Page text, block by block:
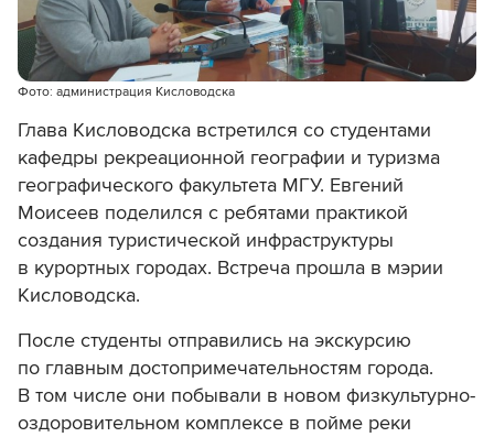
Фото: администрация Кисловодска
Глава Кисловодска встретился со студентами
кафедры рекреационной географии и туризма
географического факультета МГУ. Евгений
Моисеев поделился с ребятами практикой
создания туристической инфраструктуры
в курортных городах. Встреча прошла в мэрии
Кисловодска.
После студенты отправились на экскурсию
по главным достопримечательностям города.
В том числе они побывали в новом физкультурно-
оздоровительном комплексе в пойме реки